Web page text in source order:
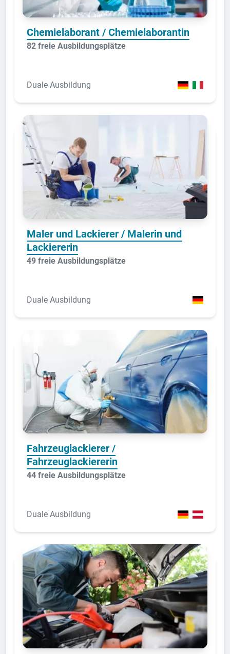
Chemielaborant / Chemielaborantin
82 freie Ausbildungsplätze
Duale Ausbildung
Maler und Lackierer / Malerin und
Lackiererin
49 freie Ausbildungsplätze
Duale Ausbildung
Fahrzeuglackierer /
Fahrzeuglackiererin
44 freie Ausbildungsplätze
Duale Ausbildung